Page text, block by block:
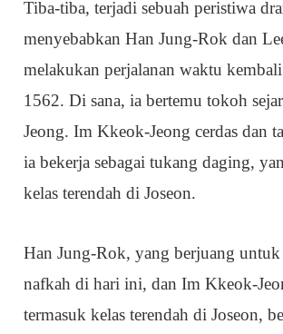
Tiba-tiba, terjadi sebuah peristiwa
menyebabkan Han Jung-Rok dan
melakukan perjalanan waktu
1562. Di sana, ia bertemu tokoh
Jeong. Im Kkeok-Jeong cerdas dan
ia bekerja sebagai tukang daging,
kelas terendah di Joseon.
Han Jung-Rok, yang berjuang untuk
nafkah di hari ini, dan Im Kkeok-
termasuk kelas terendah di Joseon,